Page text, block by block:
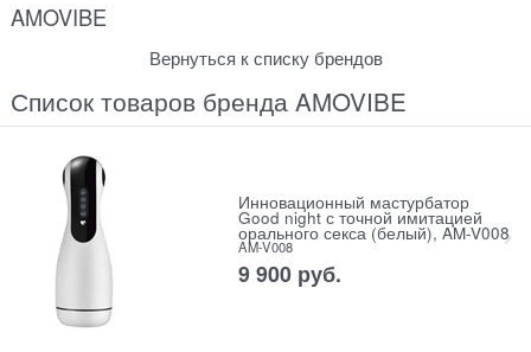
AMOVIBE
Вернуться к списку брендов
Список товаров бренда AMOVIBE
Инновационный мастурбатор
Good night с точной имитацией
орального секса (белый), AM-V008
AM-V008
9 900 руб.